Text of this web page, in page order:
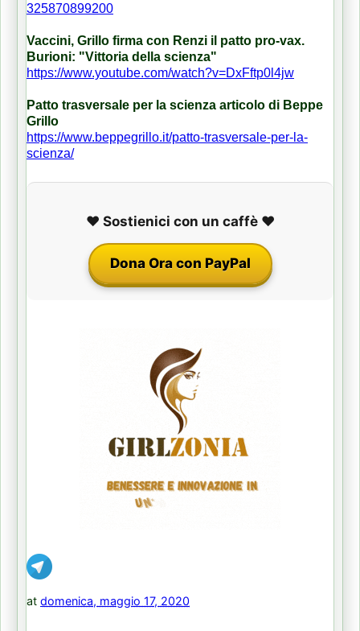
325870899200
Vaccini, Grillo firma con Renzi il patto pro-vax.
Burioni: "Vittoria della scienza"
https://www.youtube.com/watch?v=DxFftp0l4jw
Patto trasversale per la scienza articolo di Beppe
Grillo
https://www.beppegrillo.it/patto-trasversale-per-la-
scienza/
❤️ Sostienici con un caffè ❤️
Dona Ora con PayPal
at domenica, maggio 17, 2020